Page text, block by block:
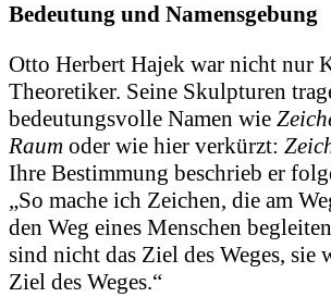
Bedeutung und Namensgebung
Otto Herbert Hajek war nicht nur
Theoretiker. Seine Skulpturen
bedeutungsvolle Namen wie
Raum oder wie hier verkürzt:
Ihre Bestimmung beschrieb er
„So mache ich Zeichen, die am
den Weg eines Menschen
sind nicht das Ziel des Weges, sie
Ziel des Weges.“